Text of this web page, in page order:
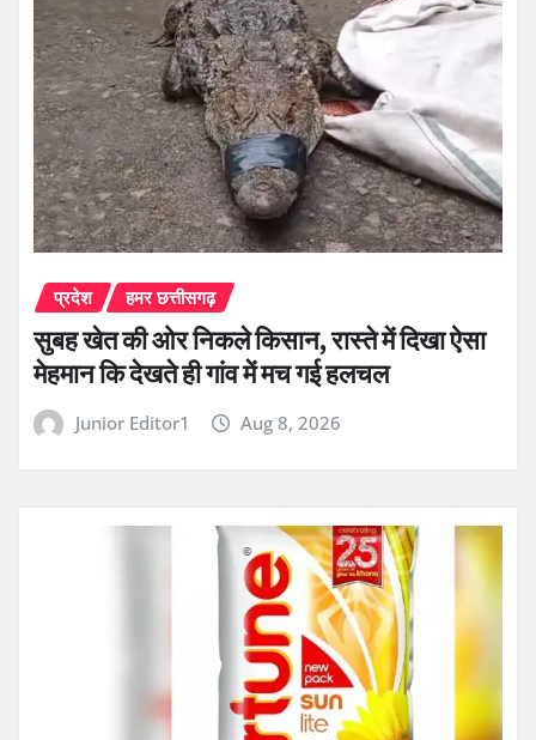
प्रदेश हमर छत्तीसगढ़
सुबह खेत की ओर निकले किसान, रास्ते में दिखा ऐसा
मेहमान कि देखते ही गांव में मच गई हलचल
Junior Editor1 Aug 8, 2026